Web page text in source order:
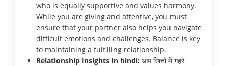
who is equally supportive and values harmony.
While you are giving and attentive, you must
ensure that your partner also helps you navigate
difficult emotions and challenges. Balance is key
to maintaining a fulfilling relationship.
Relationship Insights in hindi: आप रिश्तों में गहरे